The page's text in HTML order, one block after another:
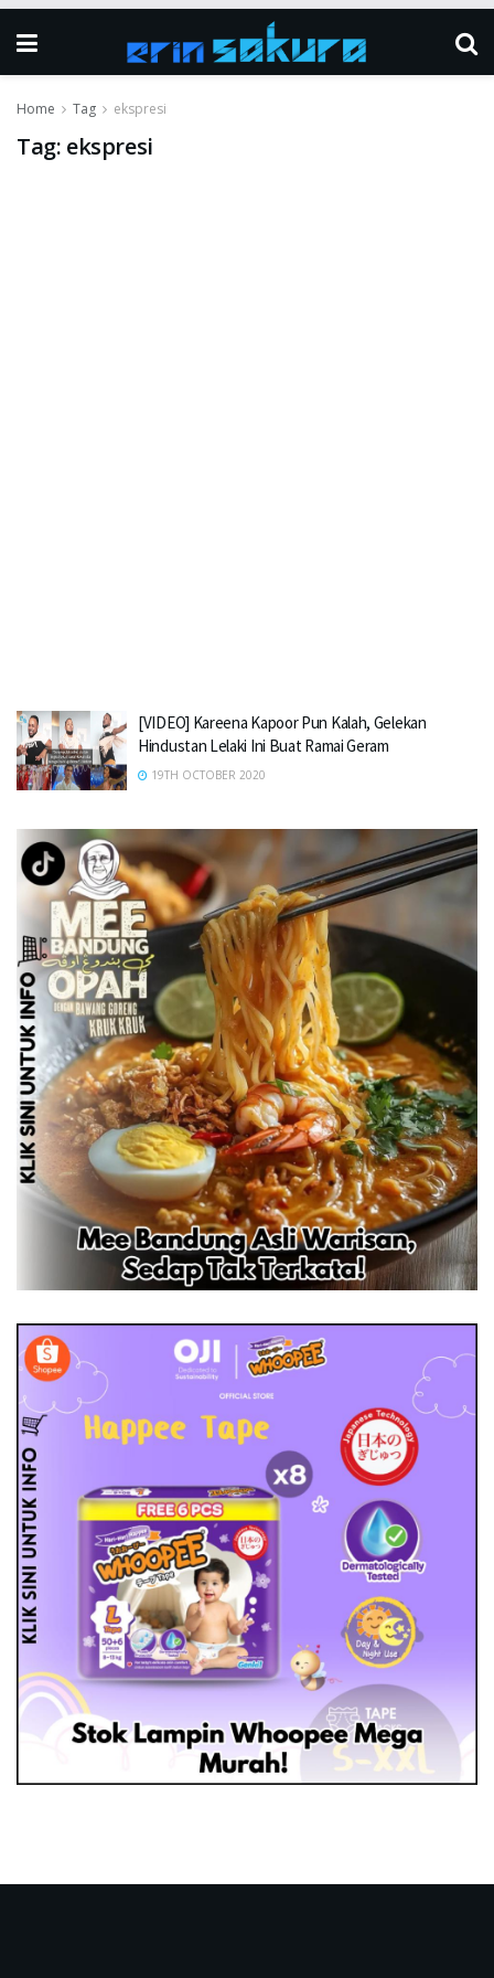
Home Tag ekspresi
Tag: ekspresi
[VIDEO] Kareena Kapoor Pun Kalah, Gelekan
Hindustan Lelaki Ini Buat Ramai Geram
19TH OCTOBER 2020